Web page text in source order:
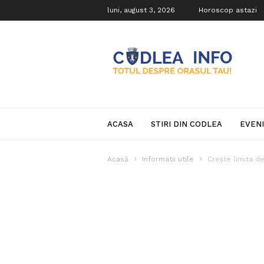
luni, august 3, 2026 Horoscop astazi
Info
ACASA STIRI DIN CODLEA
Acasă Informatii utile Crește limita